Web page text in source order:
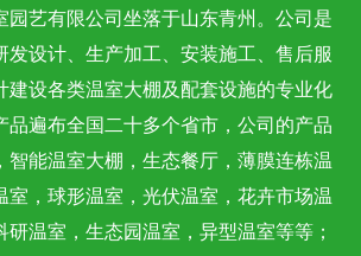
艺有限公司坐落于山东青州。公司是
发设计、生产加工、安装施工、售后服
建设各类温室大棚及配套设施的专业化
品遍布全国二十多个省市，公司的产品
智能温室大棚，生态餐厅，薄膜连栋温
室，球形温室，光伏温室，花卉市场温
研温室，生态园温室，异型温室等等；